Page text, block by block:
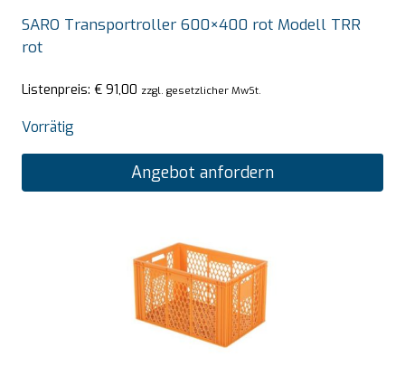
SARO Transportroller 600×400 rot Modell TRR
rot
Listenpreis: € 91,00 zzgl. gesetzlicher MwSt.
Vorrätig
Angebot anfordern